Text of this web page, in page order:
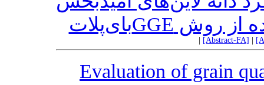
[Abstract-FA]
Evaluation of grain